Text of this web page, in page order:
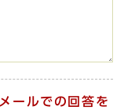
メールでの回答を